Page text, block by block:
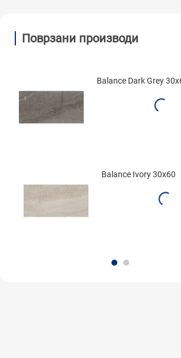
Поврзани производи
Balance Dark Grey
Balance Ivory 30x60